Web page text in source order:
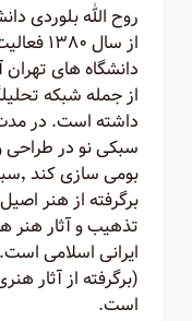
روح الله بلوردی
از سال
دانشگاه های
از جمله شبکه
داشته است. در
سبکی نو در طراحی
برگرفته از هنر
تذهیب و آثار هنر
ایرانی اسلامی
(برگرفته از آثار
است.